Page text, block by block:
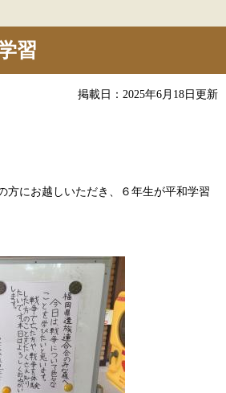
習
掲載日：2025年6月18日更新
にお越しいただき、６年生が平和学習